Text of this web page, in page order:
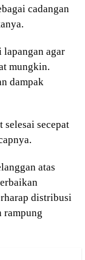
cadangan
agar
mungkin.
dampak
selesai secepat
atas
distribusi
rampung